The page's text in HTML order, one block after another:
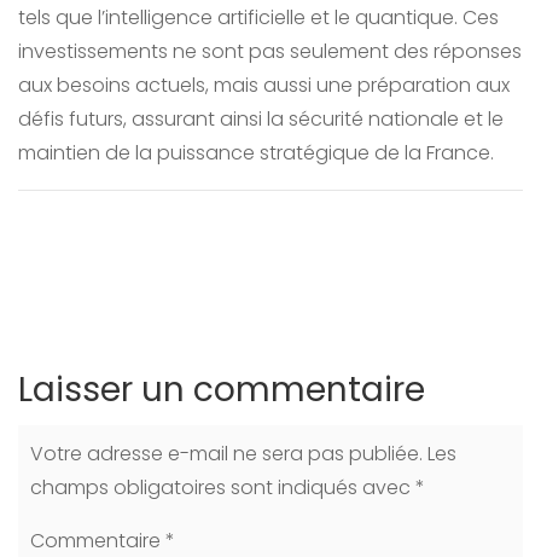
tels que l’intelligence artificielle et le quantique. Ces
investissements ne sont pas seulement des réponses
aux besoins actuels, mais aussi une préparation aux
défis futurs, assurant ainsi la sécurité nationale et le
maintien de la puissance stratégique de la France.
Laisser un commentaire
Votre adresse e-mail ne sera pas publiée. Les
champs obligatoires sont indiqués avec *
Commentaire *